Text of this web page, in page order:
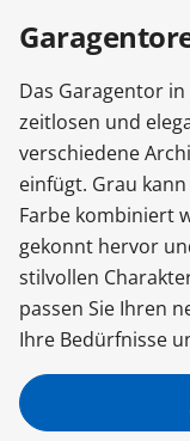
Haustüren
Zäune &
Das Garagentor
zeitlosen und
verschiedene
einfügt. Grau
Farbe kombiniert
gekonnt hervor
stilvollen
passen Sie Ihren
Ihre Bedürfnisse